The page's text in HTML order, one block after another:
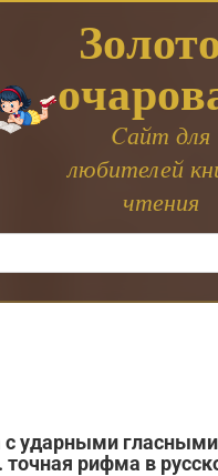
Cайт для
любителей
чтения
ударными
рифма в